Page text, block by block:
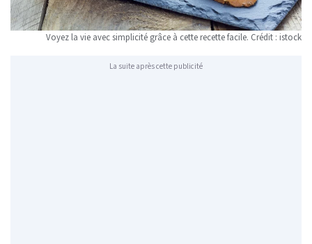
Voyez la vie avec simplicité grâce à cette recette facile. Crédit : istock
La suite après cette publicité